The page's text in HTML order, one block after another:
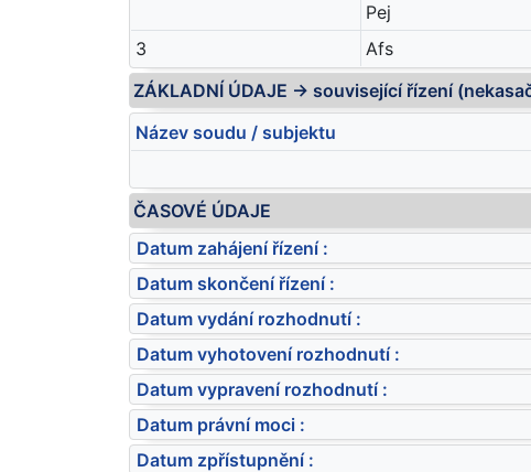
Pej
3
Afs
ZÁKLADNÍ ÚDAJE -> související řízení
Název soudu / subjektu
ČASOVÉ ÚDAJE
Datum zahájení řízení :
Datum skončení řízení :
Datum vydání rozhodnutí :
Datum vyhotovení rozhodnutí :
Datum vypravení rozhodnutí :
Datum právní moci :
Datum zpřístupnění :